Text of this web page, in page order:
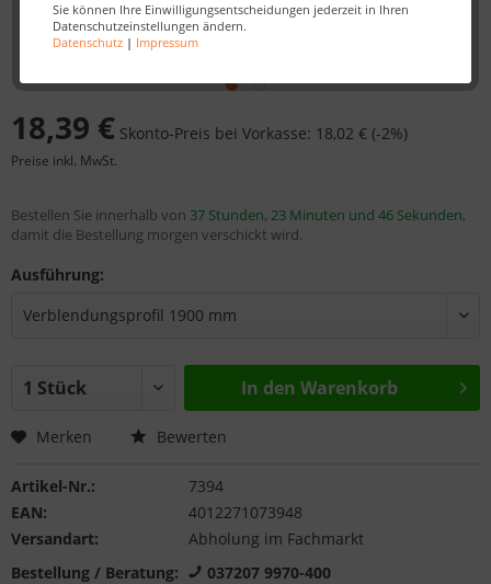
Sie können Ihre Einwilligungsentscheidungen jederzeit in Ihren
Datenschutzeinstellungen ändern.
Datenschutz| Impressum
18,39 € Skonto-Preis bei Vorkasse: 18,02 € (-2%)
Preise inkl. MwSt.
Bestellen Sie innerhalb von 37 Stunden, 23 Minuten und 46 Sekunden,
damit die Bestellung morgen verschickt wird.
Ausführung:
In den Warenkorb
Merken Bewerten
Artikel-Nr.:
7394
EAN:
4012271073948
Versandart:
Abholung im Fachmarkt
Bestellung / Beratung:
037207 9970-400